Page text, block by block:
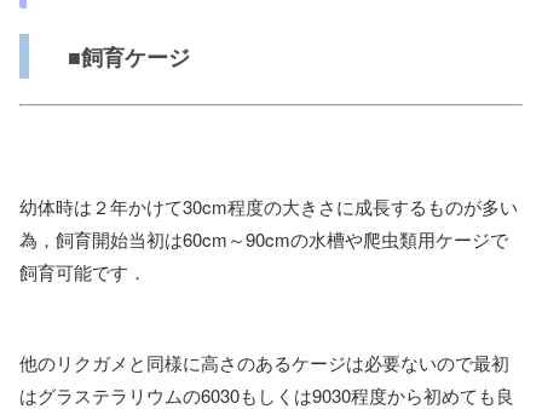
■飼育ケージ
幼体時は２年かけて30cm程度の大きさに成長するものが多い
為，飼育開始当初は60cm～90cmの水槽や爬虫類用ケージで
飼育可能です．
他のリクガメと同様に高さのあるケージは必要ないので最初
はグラステラリウムの6030もしくは9030程度から初めても良